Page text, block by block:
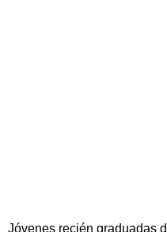
Jóvenes recién graduadas